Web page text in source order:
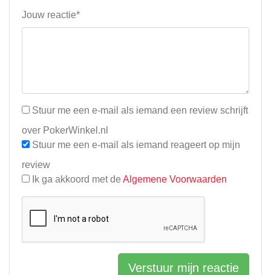
Jouw reactie*
Stuur me een e-mail als iemand een review schrijft
over PokerWinkel.nl
Stuur me een e-mail als iemand reageert op mijn
review
Ik ga akkoord met de Algemene Voorwaarden
Verstuur mijn reactie